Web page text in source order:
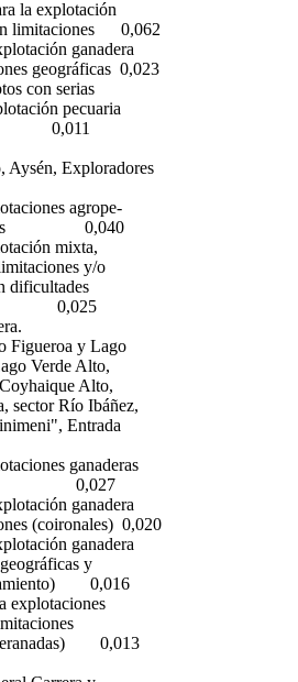
la explotación
limitaciones 0,062
ganadera
geográficas 0,023
con serias
pecuaria
Exploradores
agrope-
0,040
mixta,
y/o
dificultades
0,025
Figueroa y Lago
Verde Alto,
Alto,
Río Ibáñez,
Entrada
ganaderas
0,027
ganadera
(coironales) 0,020
ganadera
y
0,016
explotaciones
0,013